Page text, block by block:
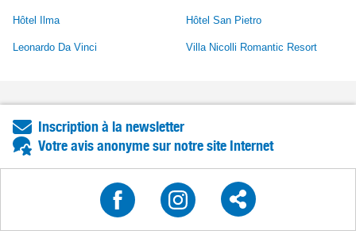
Hôtel Ilma Hôtel San Pietro
Leonardo Da Vinci Villa Nicolli Romantic Resort
Inscription à la newsletter
Votre avis anonyme sur notre site Internet